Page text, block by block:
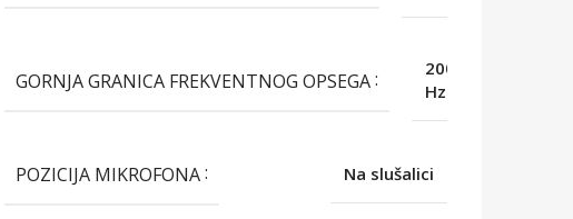
GORNJA GRANICA FREKVENTNOG OPSEGA
20000
Hz
POZICIJA MIKROFONA Na slušalici